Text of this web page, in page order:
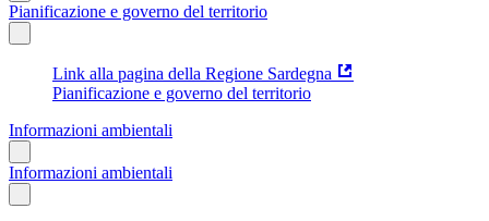
Pianificazione e governo del territorio
Link alla pagina della Regione Sardegna
Pianificazione e governo del territorio
Informazioni ambientali
Informazioni ambientali